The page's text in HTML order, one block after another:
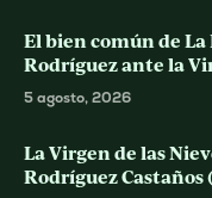
El bien común de
Rodríguez ante la
5 agosto, 2026
La Virgen de las
Rodríguez Castaños